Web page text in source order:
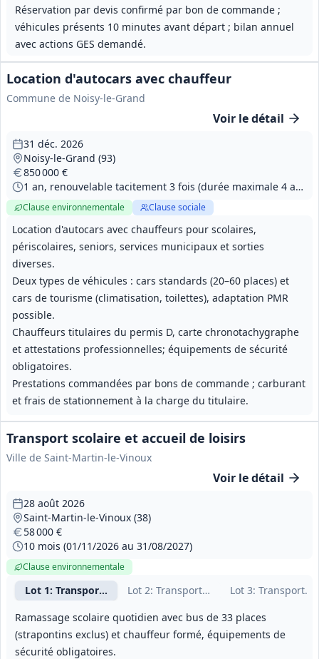
Réservation par devis confirmé par bon de commande ;
véhicules présents 10 minutes avant départ ; bilan annuel
avec actions GES demandé.
Location d'autocars avec chauffeur
Commune de Noisy-le-Grand
Voir le détail
Location d'autocars avec chauffeurs pour scolaires,
périscolaires, seniors, services municipaux et sorties
diverses.
Deux types de véhicules : cars standards (20–60 places) et
cars de tourisme (climatisation, toilettes), adaptation PMR
possible.
Chauffeurs titulaires du permis D, carte chronotachygraphe
et attestations professionnelles; équipements de sécurité
obligatoires.
Prestations commandées par bons de commande ; carburant
et frais de stationnement à la charge du titulaire.
31 déc. 2026
Noisy-le-Grand (93)
850 000 €
1 an, renouvelable tacitement 3 fois (durée maximale 4 ans). Réservation normale 15 jours ouvrés, délai d'urgence 3 jours ouvrables.
Clause environnementale Clause sociale
Transport scolaire et accueil de loisirs
Ville de Saint-Martin-le-Vinoux
Voir le détail
Lot 1: Transports scolaires quotidiens
Lot 2: Transports ALSH (mercredis et
Lot 3: Transports
Ramassage scolaire quotidien avec bus de 33 places
(strapontins exclus) et chauffeur formé, équipements de
sécurité obligatoires.
28 août 2026
Saint-Martin-le-Vinoux (38)
58 000 €
10 mois (01/11/2026 au 31/08/2027)
Clause environnementale